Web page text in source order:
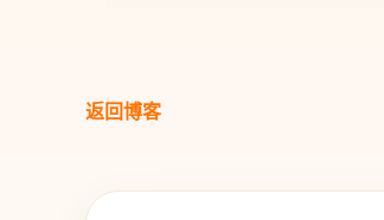
返回博客